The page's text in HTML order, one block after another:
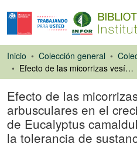
Inicio Colección general
Efecto de las micorrizas vesículo arbusculares en el crecimiento de plántulas de Eucalyptus camaldulensis en relación a la tolerancia de sustancia fitotóxicas
Efecto de las
arbusculares en el
de Eucalyptus
la tolerancia de